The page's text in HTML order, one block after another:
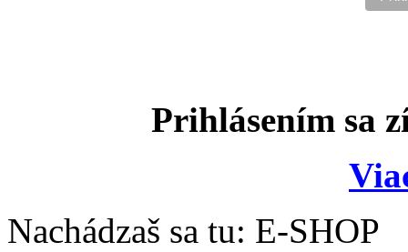
Prihlásením sa
Nachádzaš sa tu: E-SHOP